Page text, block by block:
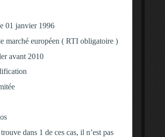
01 janvier 1996
marché européen ( RTI obligatoire )
avant 2010
dans 1 de ces cas, il n’est pas